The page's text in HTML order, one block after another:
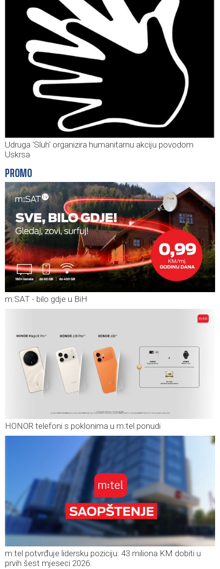
Udruga 'Sluh' organizira humanitarnu akciju povodom
Uskrsa
PROMO
m:SAT - bilo gdje u BiH
HONOR telefoni s poklonima u m:tel ponudi
m:tel potvrđuje lidersku poziciju: 43 miliona KM dobiti u
prvih šest mjeseci 2026.